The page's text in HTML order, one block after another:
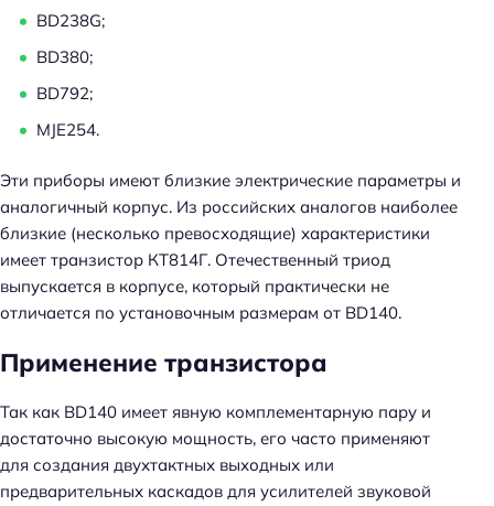
BD238G;
BD380;
BD792;
MJE254.
Эти приборы имеют близкие электрические параметры и
аналогичный корпус. Из российских аналогов наиболее
близкие (несколько превосходящие) характеристики
имеет транзистор КТ814Г. Отечественный триод
выпускается в корпусе, который практически не
отличается по установочным размерам от BD140.
Применение транзистора
Так как BD140 имеет явную комплементарную пару и
достаточно высокую мощность, его часто применяют
для создания двухтактных выходных или
предварительных каскадов для усилителей звуковой